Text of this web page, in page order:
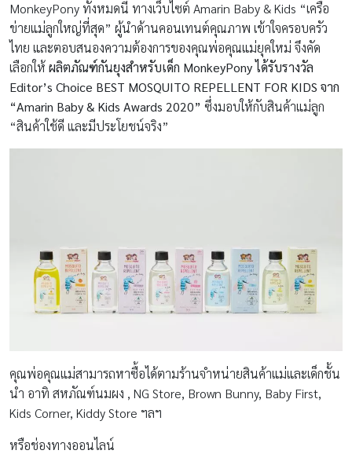
MonkeyPony ทั้งหมดนี้ ทางเว็บไซต์ Amarin Baby & Kids “เครือ
ข่ายแม่ลูกใหญ่ที่สุด” ผู้นำด้านคอนเทนต์คุณภาพ เข้าใจครอบครัว
ไทย และตอบสนองความต้องการของคุณพ่อคุณแม่ยุคใหม่ จึงคัด
เลือกให้ผลิตภัณฑ์กันยุงสำหรับเด็ก MonkeyPonyได้รับรางวัล
Editor’s Choice BEST MOSQUITO REPELLENT FOR KIDS จาก
“Amarin Baby & Kids Awards 2020” ซึ่งมอบให้กับสินค้าแม่ลูก
“สินค้าใช้ดี และมีประโยชน์จริง”
คุณพ่อคุณแม่สามารถหาซื้อได้ตามร้านจำหน่ายสินค้าแม่และเด็กชั้น
นำ อาทิ สหภัณฑ์นมผง , NG Store, Brown Bunny, Baby First,
Kids Corner, Kiddy Store ฯลฯ
หรือช่องทางออนไลน์